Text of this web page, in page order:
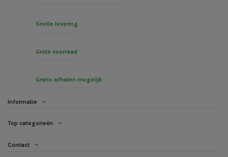
Snelle levering
Grote voorraad
Gratis afhalen mogelijk
Informatie
Top categorieën
Contact